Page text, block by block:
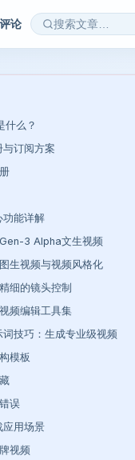
论
什么？
订阅方案
功能详解
3 Alpha文生视频
生视频与视频风格化
细的镜头控制
频编辑工具集
词技巧：生成专业级视频
模板
误
应用场景
视频